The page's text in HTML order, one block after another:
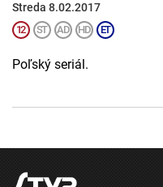
Streda 8.02.2017
Poľský seriál.